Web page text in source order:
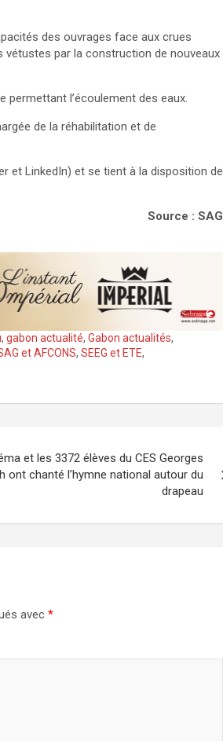
des ouvrages face aux crues
vétustes par la construction de nouveaux
permettant l’écoulement des eaux.
de la réhabilitation et de
et LinkedIn) et se tient à la disposition de
Source : SAG
, gabon actualité, Gabon actualités,
et AFCONS, SEEG et ETE,
et les 3372 élèves du CES Georges
ont chanté l’hymne national autour du
drapeau
avec *